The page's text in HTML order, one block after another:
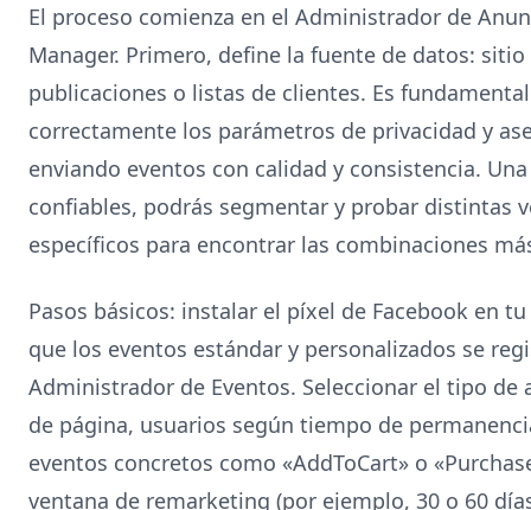
El proceso comienza en el Administrador de
Manager. Primero, define la fuente de datos:
publicaciones o listas de clientes. Es
correctamente los parámetros de privacidad y
enviando eventos con calidad y consistencia.
confiables, podrás segmentar y probar distintas
específicos para encontrar las combinaciones
Pasos básicos: instalar el píxel de Facebook en
que los eventos estándar y personalizados se
Administrador de Eventos. Seleccionar el tipo
de página, usuarios según tiempo de
eventos concretos como «AddToCart» o
ventana de remarketing (por ejemplo, 30 o 60